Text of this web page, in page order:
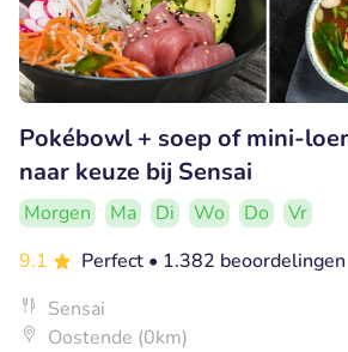
Pokébowl + soep of mini-
naar keuze bij Sensai
Morgen Ma Di Wo Do
Vr
9.1
Perfect • 1.382 beoordelingen
Sensai
Oostende (0km)